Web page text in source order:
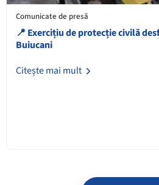
Comunicate de presă
📍 Exercițiu de protecție civilă
Buiucani
Citește mai mult